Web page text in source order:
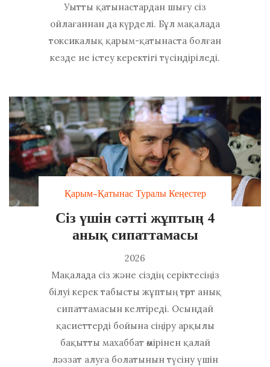
Уытты қатынастардан шығу сіз
ойлағаннан да күрделі. Бұл мақалада
токсикалық қарым-қатынаста болған
кезде не істеу керектігі түсіндіріледі.
Қарым-Қатынас Туралы Кеңестер
Сіз үшін сәтті жұптың 4
анық сипаттамасы
2026
Мақалада сіз және сіздің серіктесіңіз
білуі керек табысты жұптың төрт анық
сипаттамасын келтіреді. Осындай
қасиеттерді бойына сіңіру арқылы
бақытты махаббат өмірінен қалай
ләззат алуға болатынын түсіну үшін